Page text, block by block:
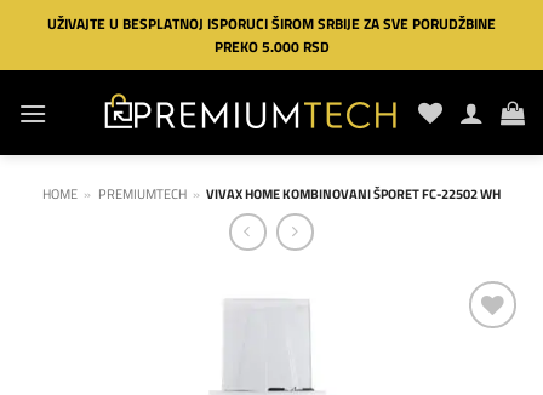
Preskoči
sadržaj
UŽIVAJTE U BESPLATNOJ ISPORUCI ŠIROM SRBIJE ZA SVE PORUDŽBINE
PREKO 5.000 RSD
HOME » PREMIUMTECH » VIVAX HOME KOMBINOVANI ŠPORET FC-22502 WH